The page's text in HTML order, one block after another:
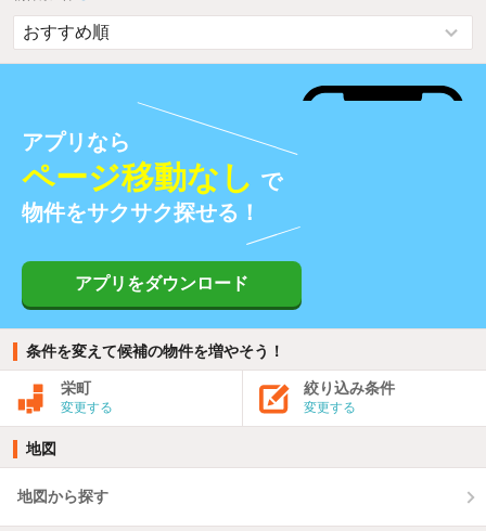
アプリなら
ページ移動なし で
物件をサクサク探せる！
アプリをダウンロード
条件を変えて候補の物件を増やそう！
栄町
変更する
絞り込み条件
変更する
地図
地図から探す